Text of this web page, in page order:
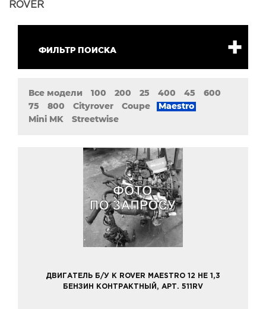
ROVER
ФИЛЬТР ПОИСКА
Все модели 100 200 25 400 45
600
75
800 Cityrover Coupe
Maestro
Mini MK
Streetwise
ДВИГАТЕЛЬ Б/У К ROVER MAESTRO 12 HE 1,3
БЕНЗИН КОНТРАКТНЫЙ, АРТ. 511RV